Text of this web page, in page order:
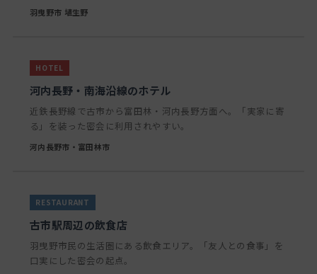
羽曳野市 埴生野
河内長野・南海沿線のホテル
近鉄長野線で古市から富田林・河内長野方面へ。「実家に寄
る」を装った密会に利用されやすい。
河内長野市・富田林市
古市駅周辺の飲食店
羽曳野市民の生活圏にある飲食エリア。「友人との食事」を
口実にした密会の起点。